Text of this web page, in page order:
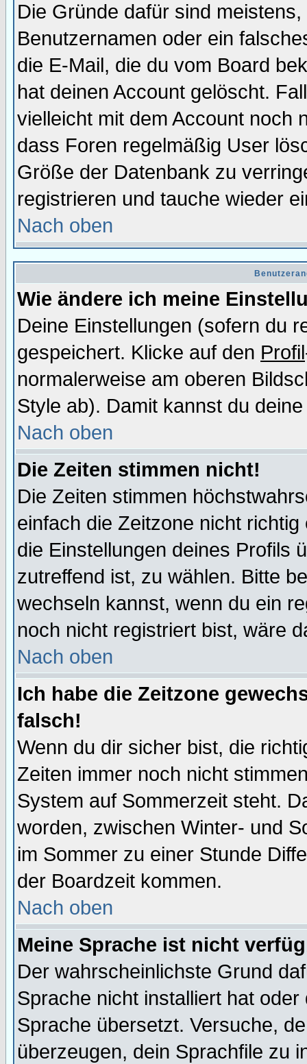
Die Gründe dafür sind
Benutzernamen oder ein
die E-Mail, die du vom Board
hat deinen Account gelöscht.
vielleicht mit dem Account noch
dass Foren regelmäßig User
Größe der Datenbank zu
registrieren und tauche wieder
Nach oben
Wie ändere ich meine
Deine Einstellungen (sofern du
gespeichert. Klicke auf den Profil
normalerweise am oberen
Style ab). Damit kannst du
Nach oben
Die Zeiten stimmen nicht!
Die Zeiten stimmen
einfach die Zeitzone nicht
die Einstellungen deines Profils
zutreffend ist, zu wählen. Bitte
wechseln kannst, wenn du ein
noch nicht registriert bist, wäre
Nach oben
Ich habe die Zeitzone
falsch!
Wenn du dir sicher bist, die
Zeiten immer noch nicht
System auf Sommerzeit steht.
worden, zwischen Winter- und
im Sommer zu einer Stunde
der Boardzeit kommen.
Nach oben
Meine Sprache ist nicht
Der wahrscheinlichste Grund
Sprache nicht installiert hat
Sprache übersetzt. Versuche,
überzeugen, dein Sprachfile zu